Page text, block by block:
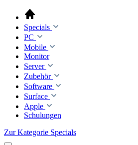
Specials
PC
Mobile
Monitor
Server
Zubehör
Software
Surface
Apple
Schulungen
Zur Kategorie Specials